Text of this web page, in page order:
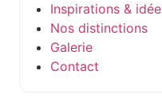
Inspirations &
Nos distinctions
Galerie
Contact